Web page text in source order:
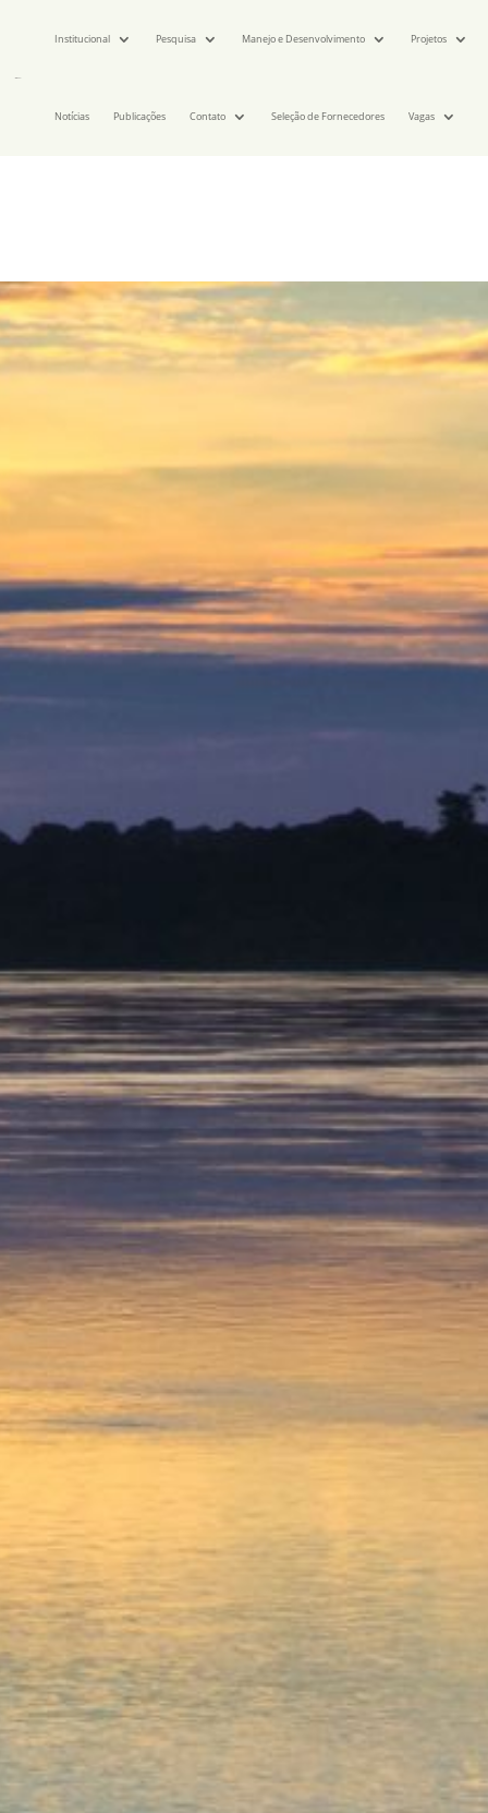
Institucional Pesquisa Manejo e Desenvolvimento Projetos
Notícias Publicações Contato Seleção de Fornecedores Vagas